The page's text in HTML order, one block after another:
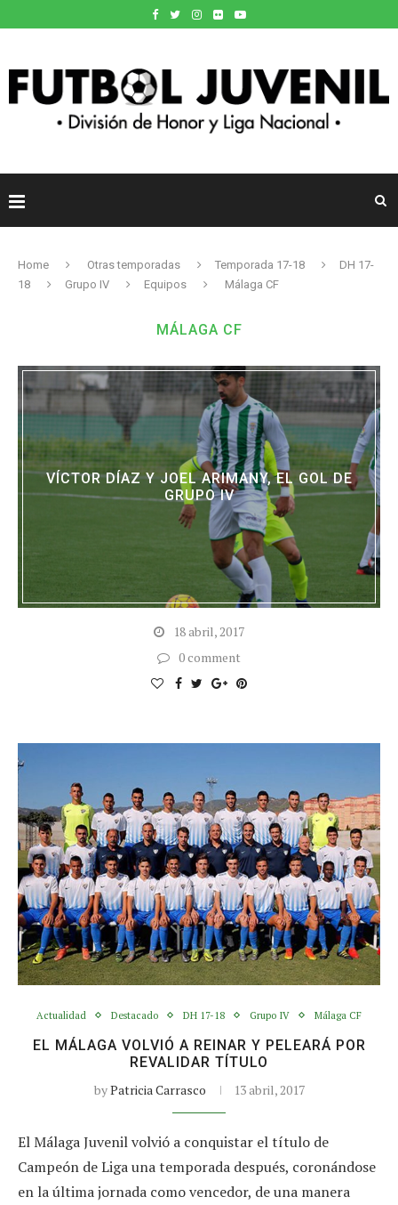
Home Otras temporadas Temporada 17-18
DH 17-
18
Grupo IV Equipos Málaga CF
MÁLAGA CF
VÍCTOR DÍAZ Y JOEL ARIMANY, EL GOL DE
GRUPO IV
18 abril, 2017
0 comment
Actualidad Destacado DH 17-18 Grupo IV Málaga CF
EL MÁLAGA VOLVIÓ A REINAR Y PELEARÁ POR
REVALIDAR TÍTULO
byPatricia Carrasco 13 abril, 2017
El Málaga Juvenil volvió a conquistar el título de
Campeón de Liga una temporada después, coronándose
en la última jornada como vencedor, de una manera